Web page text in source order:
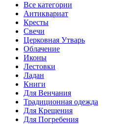
Все категории
Антиквариат
Кресты
Свечи
Церковная Утварь
Облачение
Иконы
Лестовки
Ладан
Книги
Для Венчания
Традиционная одежда
Для Крещения
Для Погребения